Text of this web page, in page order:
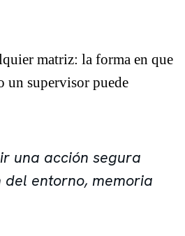
matriz: la forma en que
un supervisor puede
una acción segura
entorno, memoria